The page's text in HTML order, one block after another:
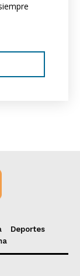
Deportes